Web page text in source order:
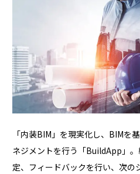
「内装BIM」を現実化し、BIMを
ネジメントを行う「BuildApp」
定、フィードバックを行い、次の